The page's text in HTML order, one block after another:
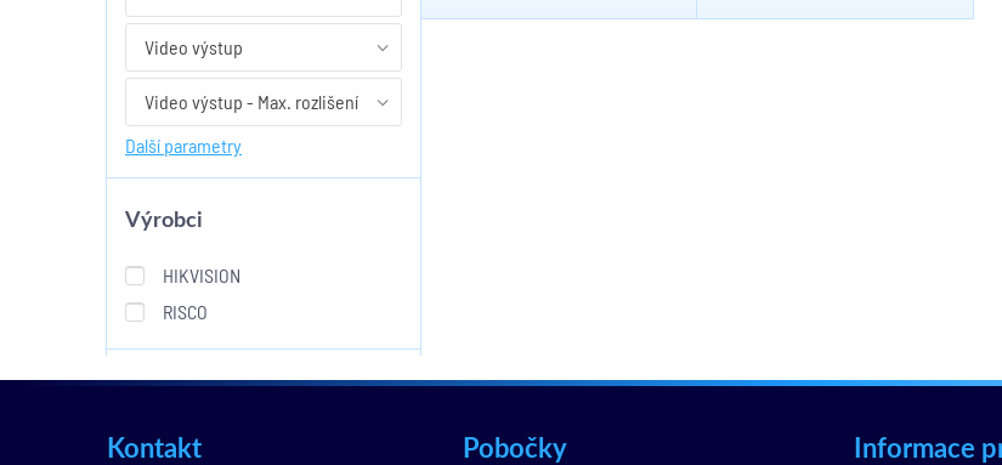
Video výstup
Video výstup - Max. rozlišení
Další parametry
Výrobci
HIKVISION
RISCO
Kontakt Pobočky Informace